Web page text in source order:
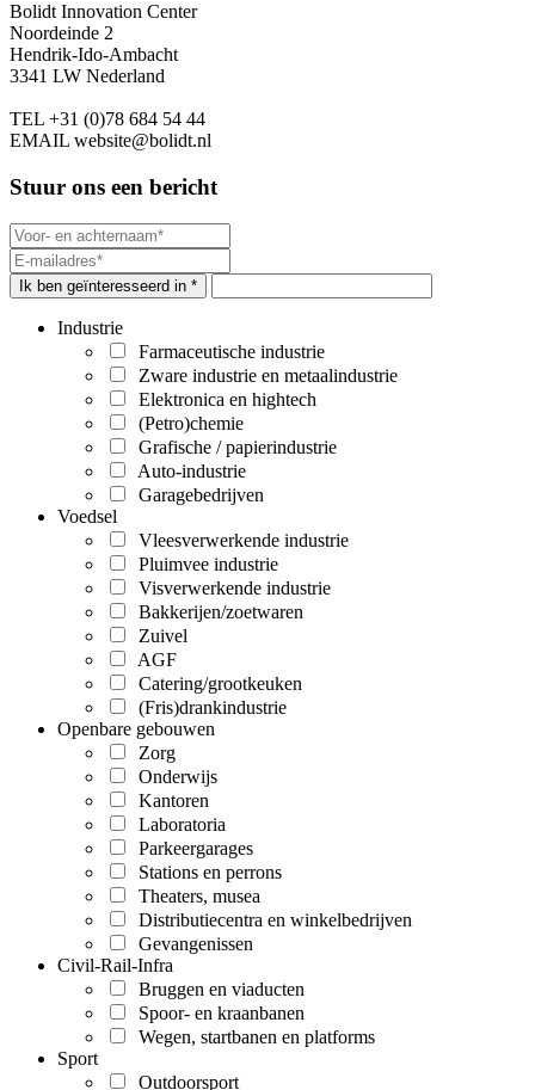
Bolidt Innovation Center
Noordeinde 2
Hendrik-Ido-Ambacht
3341 LW Nederland
TEL +31 (0)78 684 54 44
EMAIL website@bolidt.nl
Stuur ons een bericht
Ik ben geïnteresseerd in *
Industrie
Farmaceutische industrie
Zware industrie en metaalindustrie
Elektronica en hightech
(Petro)chemie
Grafische / papierindustrie
Auto-industrie
Garagebedrijven
Voedsel
Vleesverwerkende industrie
Pluimvee industrie
Visverwerkende industrie
Bakkerijen/zoetwaren
Zuivel
AGF
Catering/grootkeuken
(Fris)drankindustrie
Openbare gebouwen
Zorg
Onderwijs
Kantoren
Laboratoria
Parkeergarages
Stations en perrons
Theaters, musea
Distributiecentra en winkelbedrijven
Gevangenissen
Civil-Rail-Infra
Bruggen en viaducten
Spoor- en kraanbanen
Wegen, startbanen en platforms
Sport
Outdoorsport